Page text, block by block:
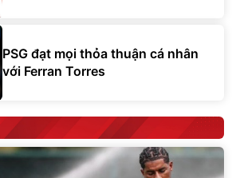
PSG đạt mọi thỏa thuận cá nhân
với Ferran Torres